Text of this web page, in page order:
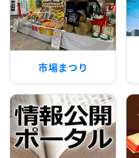
市場まつり